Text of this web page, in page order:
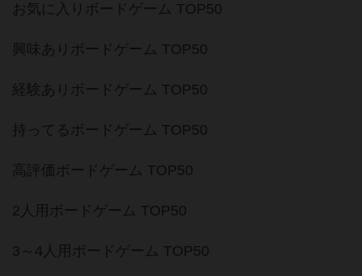
お気に入りボードゲーム TOP50
興味ありボードゲーム TOP50
経験ありボードゲーム TOP50
持ってるボードゲーム TOP50
高評価ボードゲーム TOP50
2人用ボードゲーム TOP50
3～4人用ボードゲーム TOP50